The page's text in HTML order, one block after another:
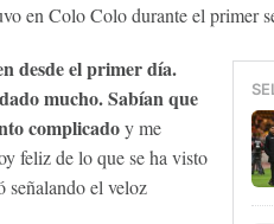
en Colo Colo durante el primer
desde el primer día.
mucho. Sabían que
complicadoy me
feliz de lo que se ha visto
señalando el veloz